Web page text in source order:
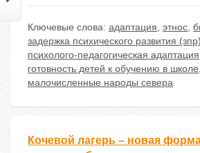
Ключевые слова: адаптация, этнос,
задержка психического развития (зпр)
психолого-педагогическая адаптация
готовность детей к обучению в школе,
малочисленные народы севера
Кочевой лагерь – новая